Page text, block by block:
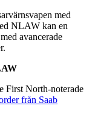
med
NLAW kan en
avancerade
First North-noterade
från Saab